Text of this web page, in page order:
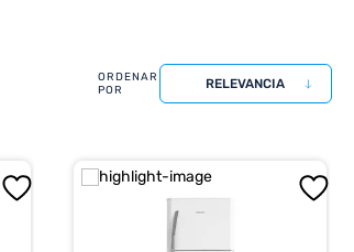
RELEVANCIA